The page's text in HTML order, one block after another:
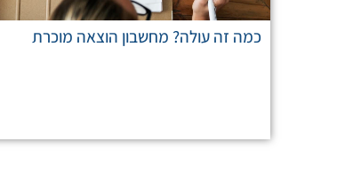
כמה זה עולה? מחשבון הוצאה מוכרת